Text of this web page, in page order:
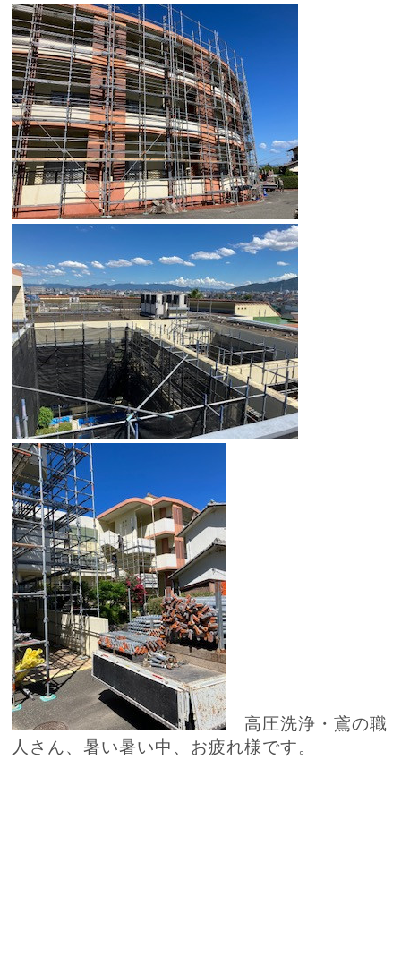
高圧洗浄・鳶の職
人さん、暑い暑い中、お疲れ様です。